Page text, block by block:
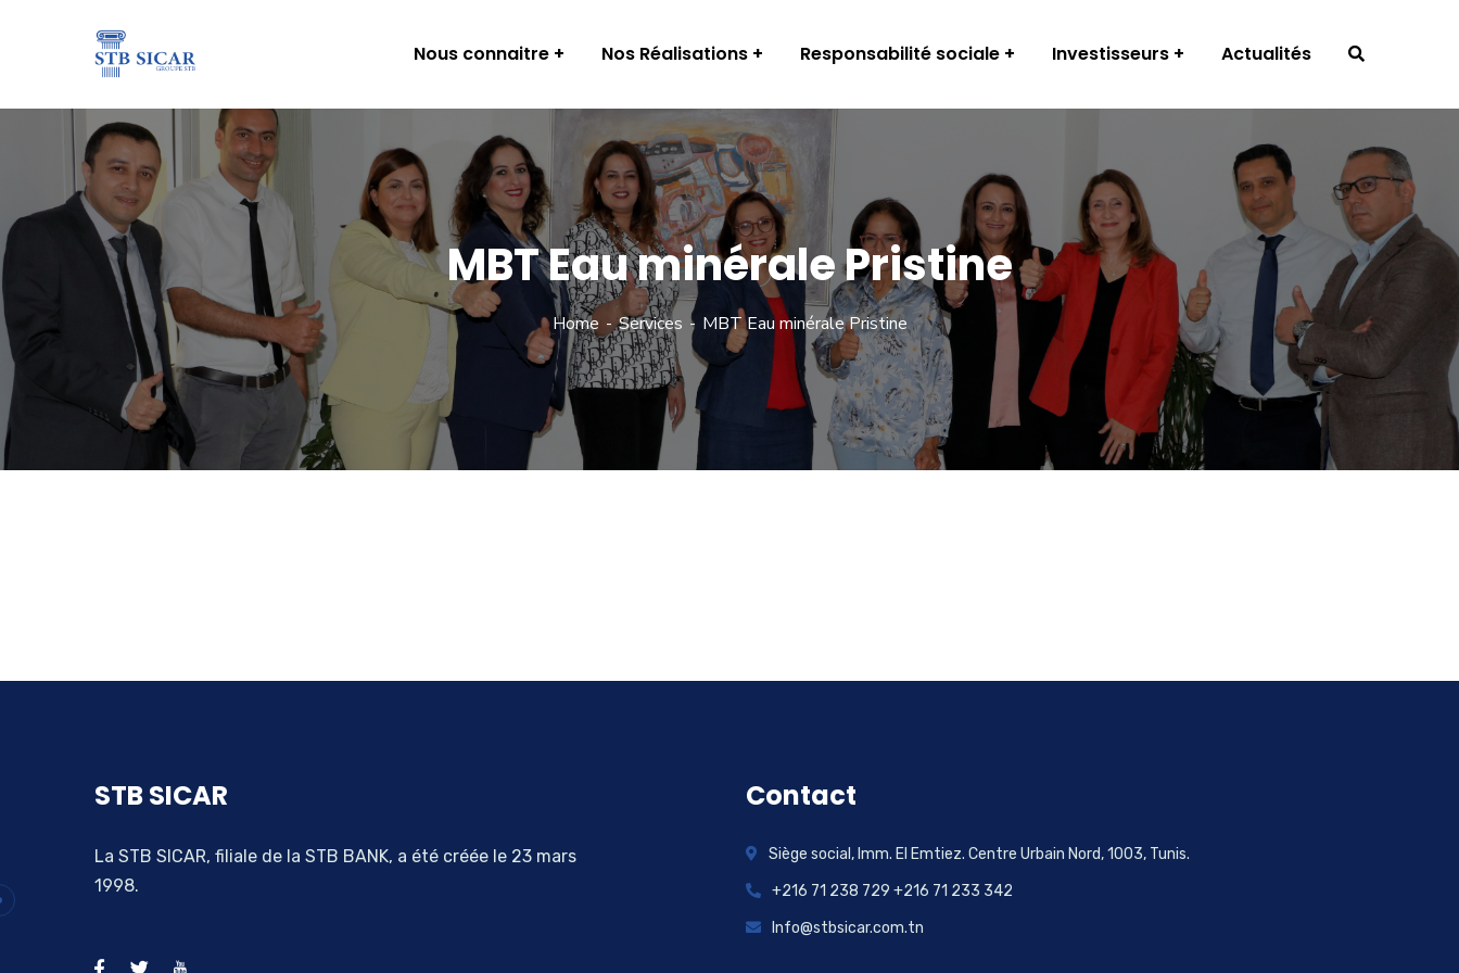
Nous connaitre Nos Réalisations Responsabilité sociale Investisseurs Actualités
MBT Eau minérale Pristine
Home Services MBT Eau minérale Pristine
STB SICAR
La STB SICAR, filiale de la STB BANK, a été créée le 23 mars
1998.
Contact
Siège social, Imm. El Emtiez. Centre Urbain Nord, 1003, Tunis.
+216 71 238 729 +216 71 233 342
Info@stbsicar.com.tn